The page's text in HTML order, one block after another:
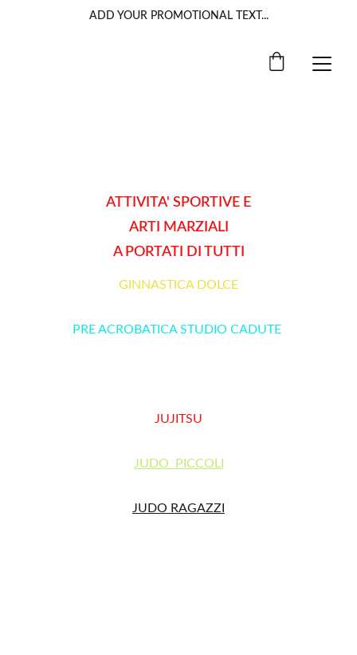
ADD YOUR PROMOTIONAL TEXT...
ATTIVITA' SPORTIVE E
ARTI MARZIALI
A PORTATI DI TUTTI
GINNASTICA DOLCE
PRE ACROBATICA STUDIO CADUTE
JUJITSU
JUDO  PICCOLI
JUDO RAGAZZI